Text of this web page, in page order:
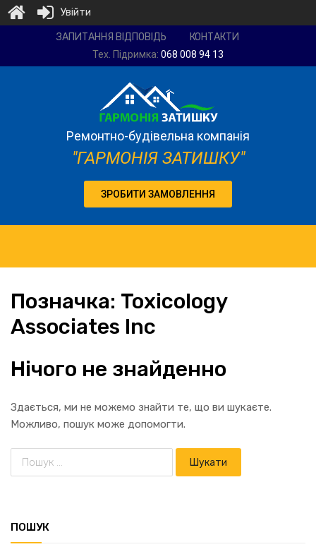
компанія
ЗАПИТАННЯ ВІДПОВІДЬ КОНТАКТИ
Тех. Підримка: 068 008 94 13
Ремонтно-будівельна компанія
"ГАРМОНІЯ ЗАТИШКУ"
ЗРОБИТИ ЗАМОВЛЕННЯ
Позначка: Toxicology
Associates Inc
Нічого не знайденно
Здається, ми не можемо знайти те, що ви шукаєте.
Можливо, пошук може допомогти.
ПОШУК
Увійти